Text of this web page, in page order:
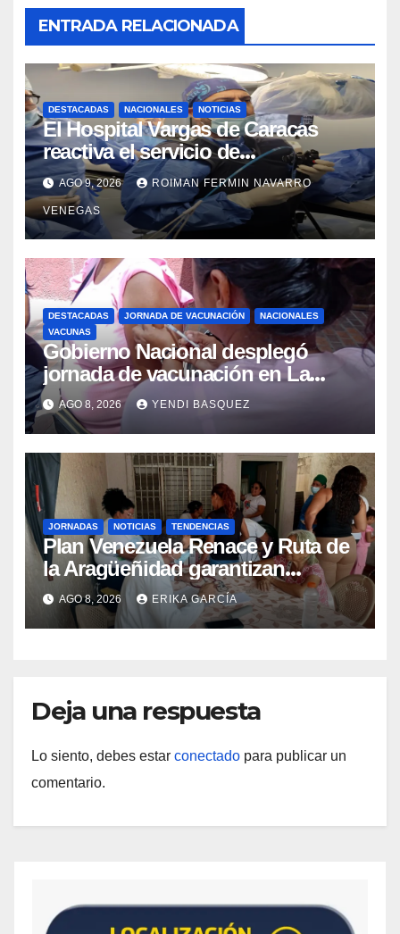
ENTRADA RELACIONADA
DESTACADAS NACIONALES NOTICIAS
El Hospital Vargas de Caracas
reactiva el servicio de
Colangiopancreatografía
Retrógrada Endoscópica para
beneficiar a cientos de pacientes
AGO 9, 2026 ROIMAN FERMIN NAVARRO
VENEGAS
DESTACADAS JORNADA DE VACUNACIÓN
NACIONALES
VACUNAS
Gobierno Nacional desplegó
jornada de vacunación en La
Guaira para garantizar protección
epidemiológica
AGO 8, 2026 YENDI BASQUEZ
JORNADAS NOTICIAS TENDENCIAS
Plan Venezuela Renace y Ruta de
la Aragüeñidad garantizan
atención médica integral en
Aragua
AGO 8, 2026 ERIKA GARCÍA
Deja una respuesta
Lo siento, debes estar conectado para publicar un
comentario.